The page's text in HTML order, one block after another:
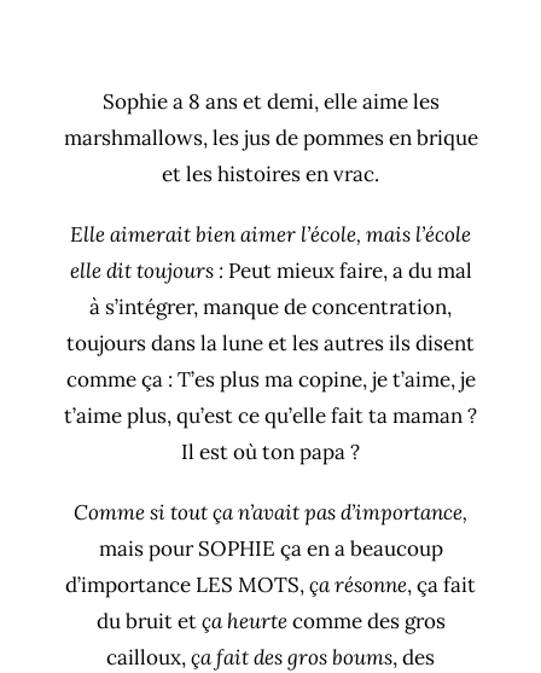
Sophie a 8 ans et demi, elle aime les
marshmallows, les jus de pommes en brique
et les histoires en vrac.
Elle aimerait bien aimer l’école, mais l’école
elle dit toujours :Peut mieux faire, a du mal
à s’intégrer, manque de concentration,
toujours dans la lune et les autres ils disent
comme ça : T’es plus ma copine, je t’aime, je
t’aime plus, qu’est ce qu’elle fait ta maman ?
Il est où ton papa ?
Comme si tout ça n’avait pas d’importance,
mais pour SOPHIE ça en a beaucoup
d’importance LES MOTS,ça résonne, ça fait
du bruit etça heurtecomme des gros
cailloux,ça fait des gros boums, des